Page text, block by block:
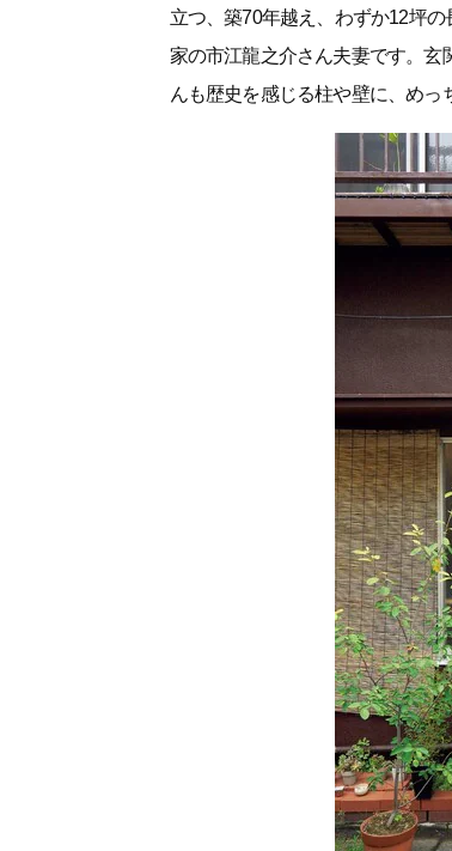
立つ、築70年越え、わずか12坪
家の市江龍之介さん夫妻です。玄
んも歴史を感じる柱や壁に、めっ